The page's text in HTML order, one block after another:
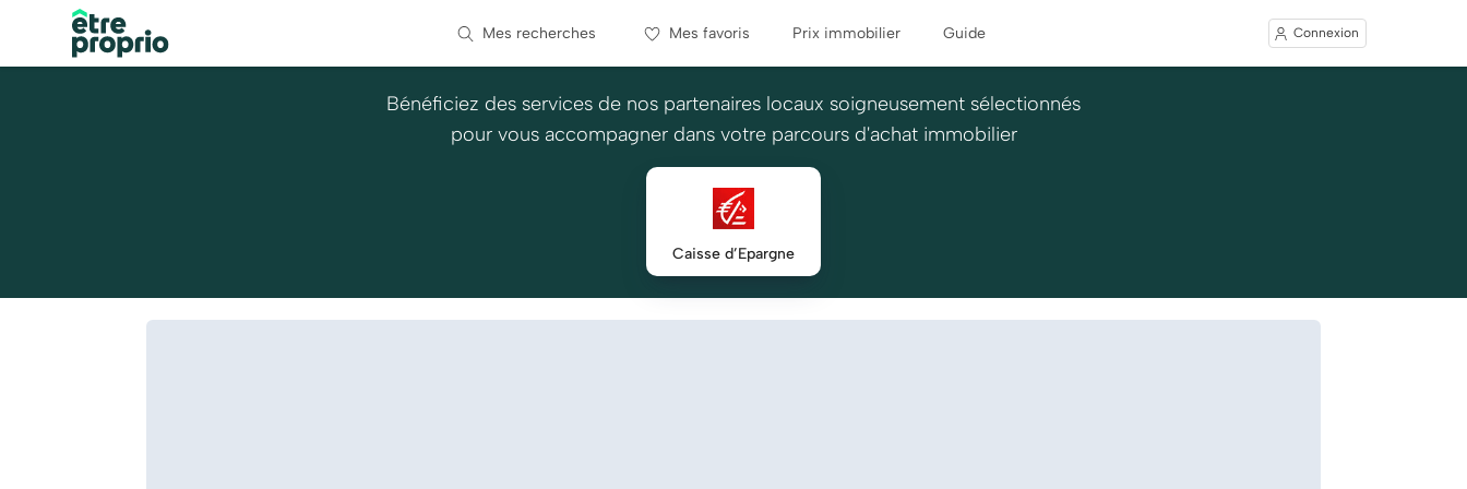
Mes recherches Mes favoris Prix immobilier Guide Connexion
Bénéficiez des services de nos partenaires locaux soigneusement sélectionnés
pour vous accompagner dans votre parcours d'achat immobilier
Caisse d’Epargne